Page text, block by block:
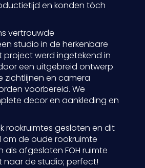
en konden tóch
vertrouwde
studio in de herkenbare
project werd ingetekend in
een uitgebreid ontwerp
zichtlijnen en camera
voorbereid. We
decor en aankleding en
rookruimtes gesloten en dit
de oude rookruimte
als afgesloten FOH ruimte
naar de studio; perfect!